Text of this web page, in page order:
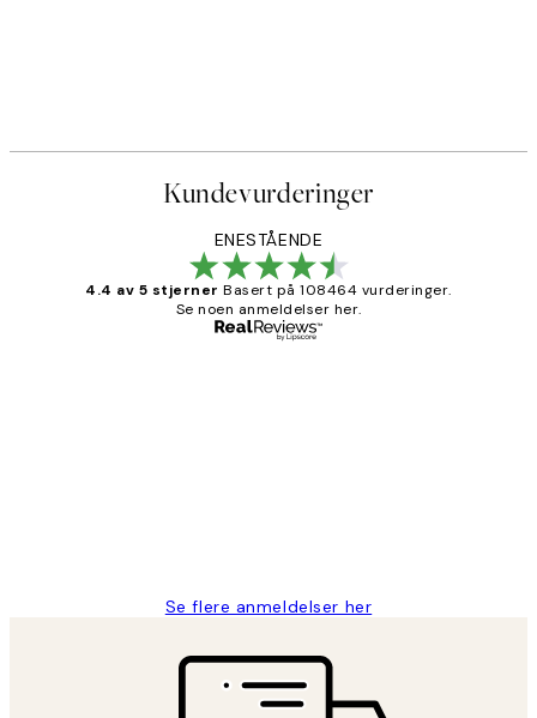
Kundevurderinger
ENESTÅENDE
4.4 av 5 stjerner Basert på 108464 vurderinger.
Se noen anmeldelser her.
Se flere anmeldelser her